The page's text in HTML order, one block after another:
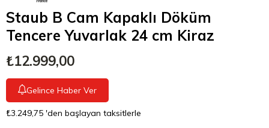
Staub B Cam Kapaklı Döküm
Tencere Yuvarlak 24 cm Kiraz
₺12.999,00
Gelince Haber Ver
₺3.249,75 'den başlayan taksitlerle